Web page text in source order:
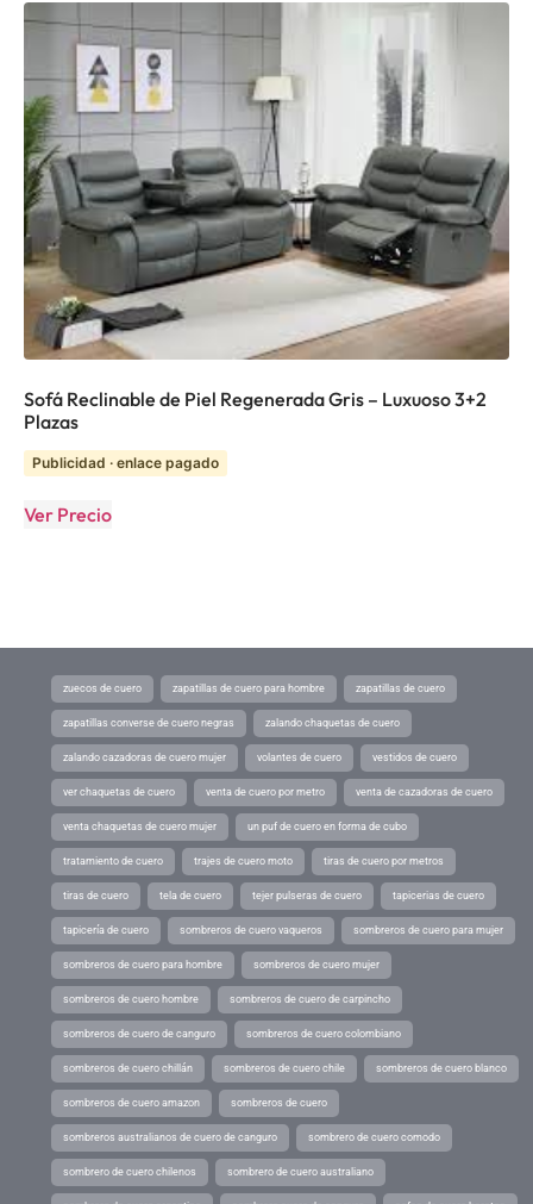
Sofá Reclinable de Piel Regenerada Gris – Luxuoso 3+2
Plazas
Publicidad · enlace pagado
Ver Precio
zuecos de cuero zapatillas de cuero para hombre zapatillas de cuero
zapatillas converse de cuero negras zalando chaquetas de cuero
zalando cazadoras de cuero mujer volantes de cuero vestidos de cuero
ver chaquetas de cuero venta de cuero por metro venta de cazadoras de cuero
venta chaquetas de cuero mujer un puf de cuero en forma de cubo
tratamiento de cuero trajes de cuero moto tiras de cuero por metros
tiras de cuero tela de cuero tejer pulseras de cuero tapicerias de cuero
tapicería de cuero sombreros de cuero vaqueros sombreros de cuero para mujer
sombreros de cuero para hombre sombreros de cuero mujer
sombreros de cuero hombre sombreros de cuero de carpincho
sombreros de cuero de canguro sombreros de cuero colombiano
sombreros de cuero chillán sombreros de cuero chile sombreros de cuero blanco
sombreros de cuero amazon sombreros de cuero
sombreros australianos de cuero de canguro sombrero de cuero comodo
sombrero de cuero chilenos sombrero de cuero australiano